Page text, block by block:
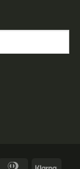
Dinners